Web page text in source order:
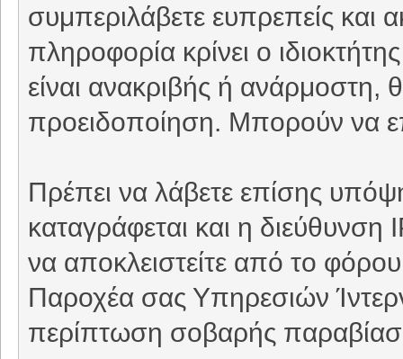
συμπεριλάβετε ευπρεπείς και
πληροφορία κρίνει ο
είναι ανακριβής ή ανάρμοστη,
προειδοποίηση. Μπορούν να
Πρέπει να λάβετε επίσης
καταγράφεται και η
να αποκλειστείτε από το
Παροχέα σας Υπηρεσιών
περίπτωση σοβαρής